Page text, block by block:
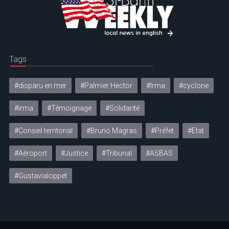
Tags
#disparu en mer #Palmier Hector #Irma #cyclone
#irma #Témoignage #Solidarité
#Conseil territorial #Bruno Magras #Préfet #Etat
#Aéroport #Justice #Tribunal #ASBAS
#Gustavialoppet